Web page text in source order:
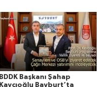
BDDK Başkanı Şahap
Kavcıoğlu Bayburt’ta